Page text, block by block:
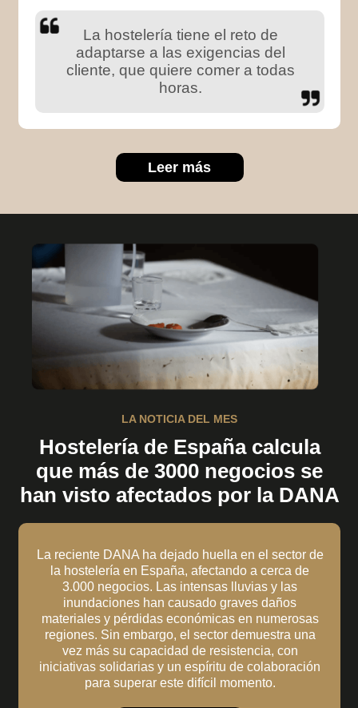
La hostelería tiene el reto de
adaptarse a las exigencias del
cliente, que quiere comer a todas
horas.
Leer más
LA NOTICIA DEL MES
Hostelería de España calcula
que más de 3000 negocios se
han visto afectados por la DANA
La reciente DANA ha dejado huella en el sector de
la hostelería en España, afectando a cerca de
3.000 negocios. Las intensas lluvias y las
inundaciones han causado graves daños
materiales y pérdidas económicas en numerosas
regiones. Sin embargo, el sector demuestra una
vez más su capacidad de resistencia, con
iniciativas solidarias y un espíritu de colaboración
para superar este difícil momento.